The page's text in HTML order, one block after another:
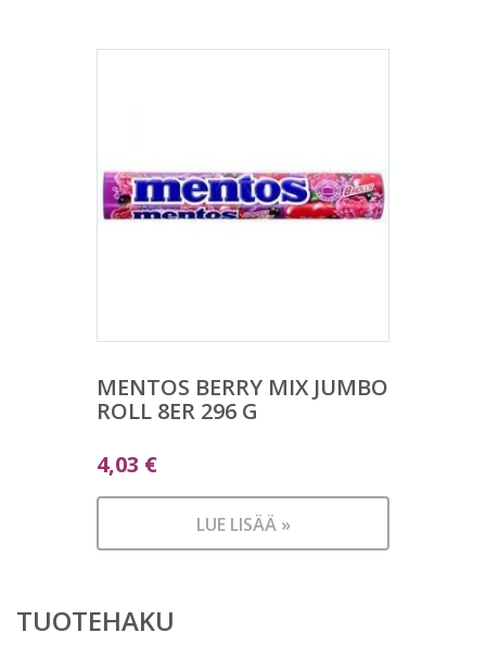
MENTOS BERRY MIX JUMBO
ROLL 8ER 296 G
4,03 €
LUE LISÄÄ »
TUOTEHAKU